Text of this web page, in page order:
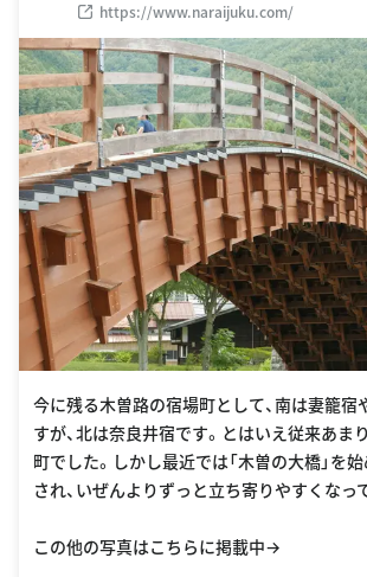
https://www.naraijuku.com/
今に残る木曽路の宿場町として、南は妻籠宿
すが、北は奈良井宿です。とはいえ従来あま
町でした。しかし最近では「木曽の大橋」を
され、いぜんよりずっと立ち寄りやすくなっ
この他の写真はこちらに掲載中→